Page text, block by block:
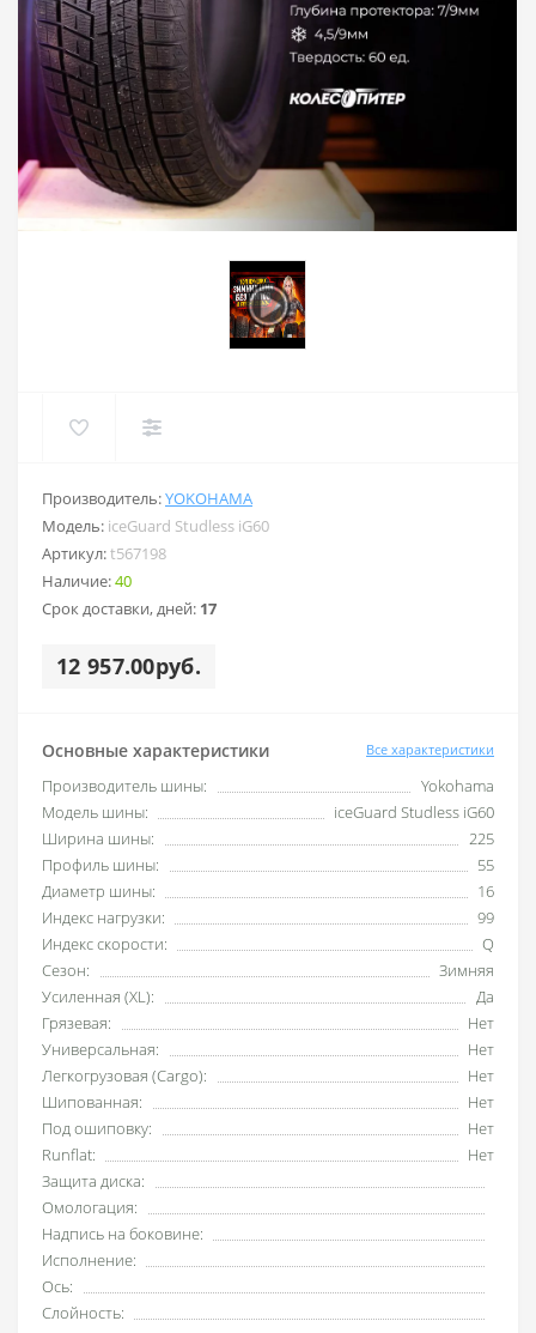
Производитель:YOKOHAMA
Модель: iceGuard Studless iG60
Артикул:t567198
Наличие:40
Срок доставки, дней: 17
12 957.00руб.
Основные характеристики Все характеристики
Производитель шины:
Yokohama
Модель шины:
iceGuard Studless iG60
Ширина шины:
225
Профиль шины:
55
Диаметр шины:
16
Индекс нагрузки:
99
Индекс скорости:
Q
Сезон:
Зимняя
Усиленная (XL):
Да
Грязевая:
Нет
Универсальная:
Нет
Легкогрузовая (Cargo):
Нет
Шипованная:
Нет
Под ошиповку:
Нет
Runflat:
Нет
Защита диска:
Омологация:
Надпись на боковине:
Исполнение:
Ось:
Слойность: